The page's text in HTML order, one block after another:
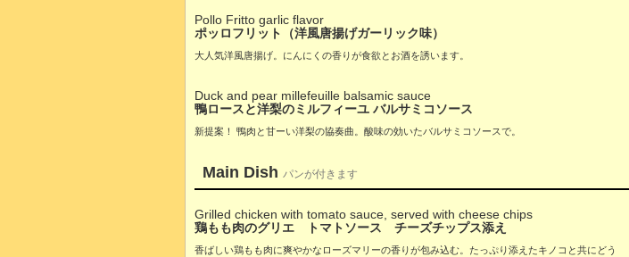
Pollo Fritto garlic flavor
ポッロフリット（洋風唐揚げガーリック味）
大人気洋風唐揚げ。にんにくの香りが食欲とお酒を誘います。
Duck and pear millefeuille balsamic sauce
鴨ロースと洋梨のミルフィーユ バルサミコソース
新提案！ 鴨肉と甘ーい洋梨の協奏曲。酸味の効いたバルサミコソースで。
Main Dish パンが付きます
Grilled chicken with tomato sauce, served with cheese chips
鶏もも肉のグリエ トマトソース チーズチップス添え
香ばしい鶏もも肉に爽やかなローズマリーの香りが包み込む。たっぷり添えたキノコと共にどう